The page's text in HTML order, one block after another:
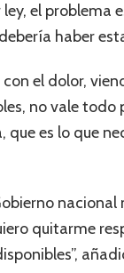
el problema
haber
el dolor,
no vale todo
es lo que
quitarme